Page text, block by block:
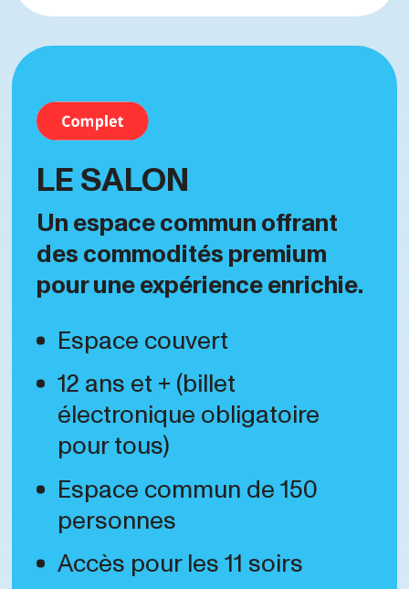
LE SALON
Un espace commun offrant
des commodités premium
pour une expérience enrichie.
Espace couvert
12 ans et + (billet
électronique obligatoire
pour tous)
Espace commun de 150
personnes
Accès pour les 11 soirs